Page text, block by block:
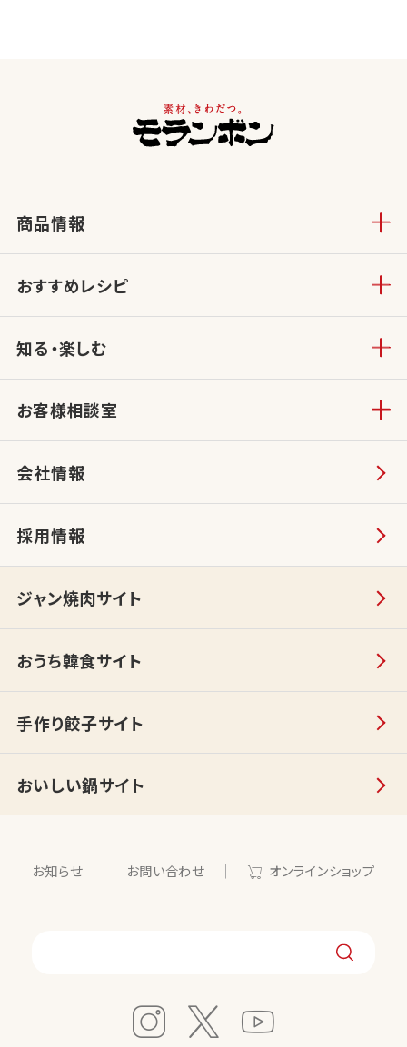
商品情報
おすすめレシピ
知る・楽しむ
お客様相談室
会社情報
採用情報
ジャン焼肉サイト
おうち韓食サイト
手作り餃子サイト
おいしい鍋サイト
お知らせ お問い合わせ オンラインショップ